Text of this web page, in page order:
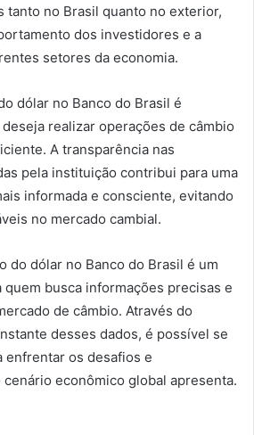
tanto no Brasil quanto no exterior,
dos investidores e a
setores da economia.
dólar no Banco do Brasil é
realizar operações de câmbio
A transparência nas
pela instituição contribui para uma
informada e consciente, evitando
no mercado cambial.
do dólar no Banco do Brasil é um
busca informações precisas e
de câmbio. Através do
desses dados, é possível se
enfrentar os desafios e
econômico global apresenta.